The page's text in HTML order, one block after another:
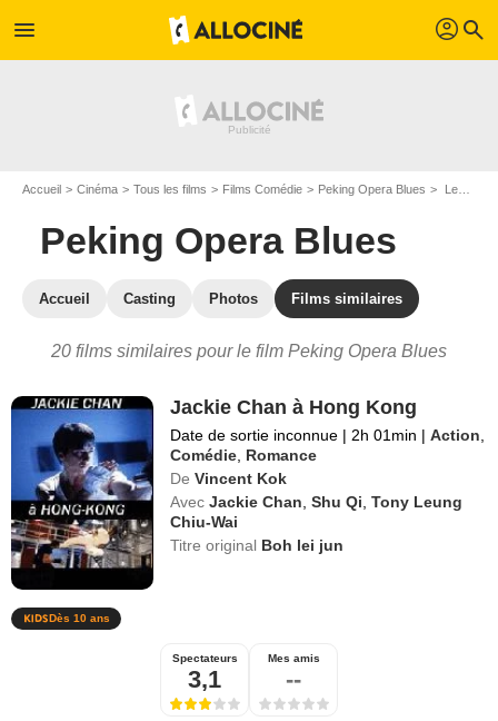
menu profil search
Accueil Cinéma Tous les films Films Comédie Peking Opera Blues Les films similaires à "Peking Opera Blues"
Peking Opera Blues
Accueil Casting Photos Films similaires
20 films similaires pour le film Peking Opera Blues
Jackie Chan à Hong Kong
Date de sortie inconnue | 2h 01min | Action
Comédie Romance
De Vincent Kok
Avec Jackie Chan ,Shu Qi ,Tony Leung
Chiu-Wai
Titre original Boh lei jun
Dès 10 ans
Spectateurs
3,1
Mes amis
--